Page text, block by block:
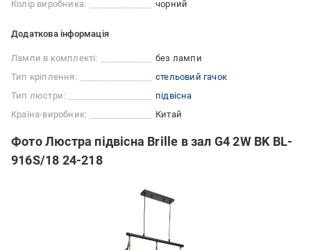
Колір виробника:
чорний
Додаткова інформація
Лампи в комплекті:
без лампи
Тип кріплення:
стельовий гачок
Тип люстри:
підвісна
Країна-виробник:
Китай
Фото Люстра підвісна Brille в зал G4 2W BK BL-
916S/18 24-218